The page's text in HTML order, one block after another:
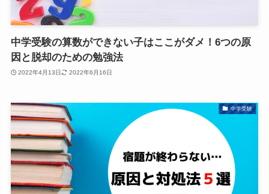
中学受験の算数ができない子はここがダメ！6つの原
因と脱却のための勉強法
2022年4月13日 2022年6月16日
中学受験